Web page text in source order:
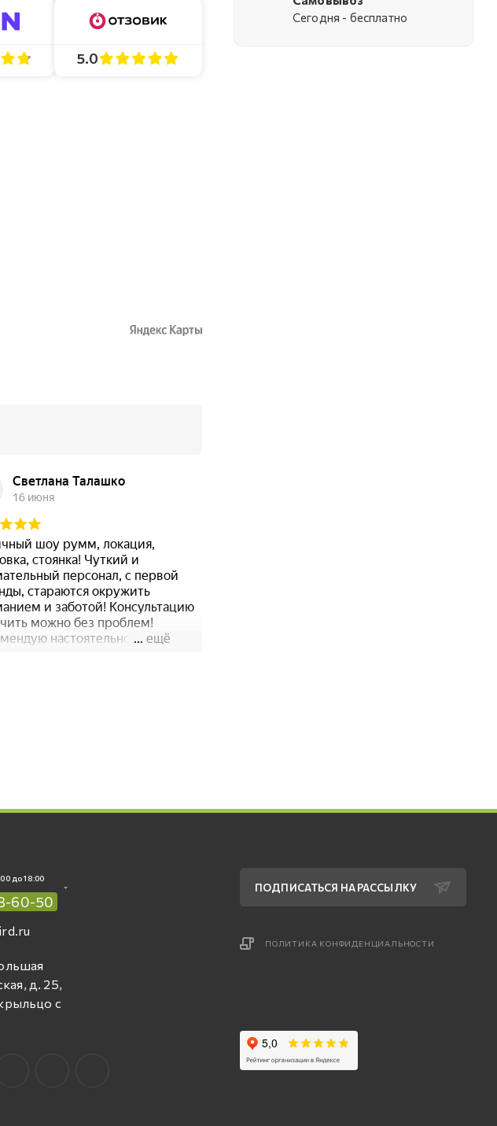
5.0
Cегодня - бесплатно
до 18:00
60-50
д. 25,
с
ПОДПИСАТЬСЯ НА РАССЫЛКУ
ПОЛИТИКА КОНФИДЕНЦИАЛЬНОСТИ